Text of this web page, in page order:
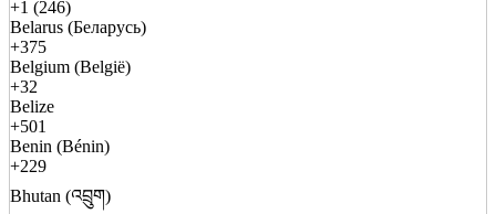
+1 (246)
Belarus (Беларусь)
+375
Belgium (België)
+32
Belize
+501
Benin (Bénin)
+229
Bhutan (འབྲུག)